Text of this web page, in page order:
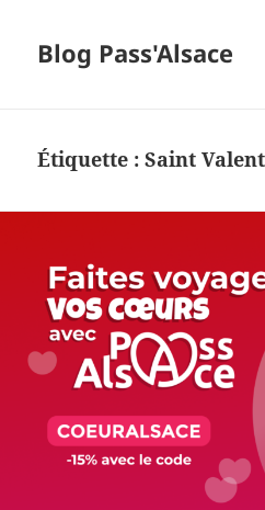
Blog Pass'Alsace
Étiquette :Saint